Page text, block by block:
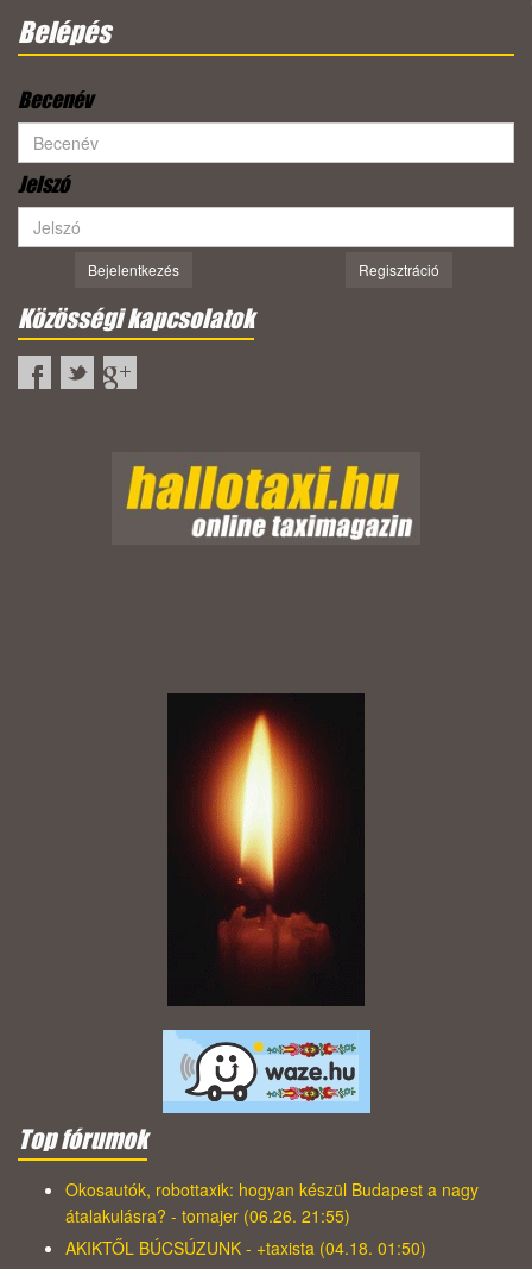
Belépés
Becenév
Jelszó
Bejelentkezés Regisztráció
Közösségi kapcsolatok
Top fórumok
Okosautók, robottaxik: hogyan készül Budapest a nagy
átalakulásra? - tomajer (06.26. 21:55)
AKIKTŐL BÚCSÚZUNK - +taxista (04.18. 01:50)